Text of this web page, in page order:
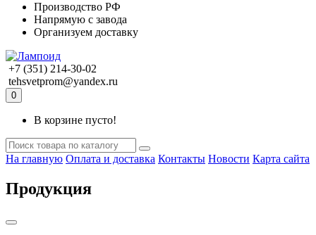
Производство РФ
Напрямую с завода
Организуем доставку
+7 (351) 214-30-02
tehsvetprom@yandex.ru
0
В корзине пусто!
На главную Оплата и доставка Контакты Новости Карта сайта
Продукция